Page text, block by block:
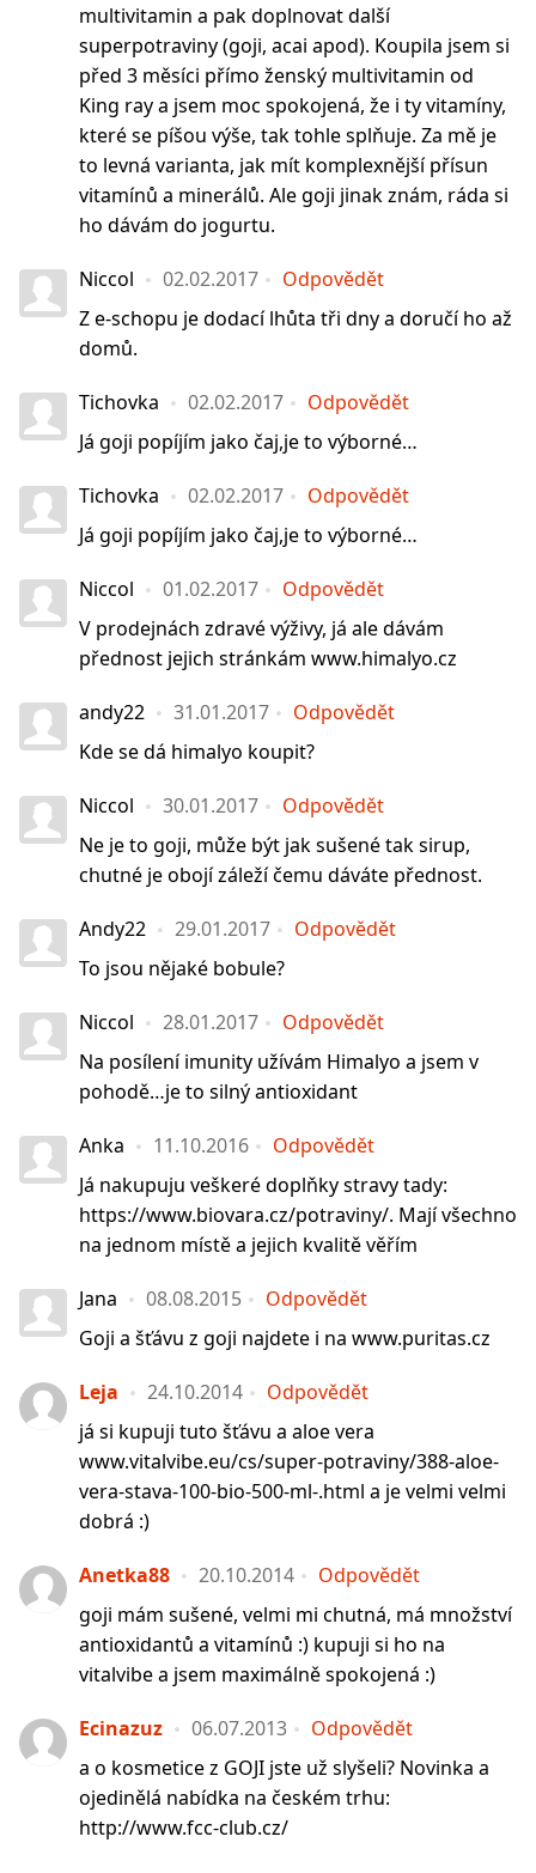
multivitamin a pak doplnovat další
superpotraviny (goji, acai apod). Koupila jsem si
před 3 měsíci přímo ženský multivitamin od
King ray a jsem moc spokojená, že i ty vitamíny,
které se píšou výše, tak tohle splňuje. Za mě je
to levná varianta, jak mít komplexnější přísun
vitamínů a minerálů. Ale goji jinak znám, ráda si
ho dávám do jogurtu.
Niccol 02.02.2017
Odpovědět
Z e-schopu je dodací lhůta tři dny a doručí ho až
domů.
Tichovka 02.02.2017
Odpovědět
Já goji popíjím jako čaj,je to výborné…
Tichovka 02.02.2017
Odpovědět
Já goji popíjím jako čaj,je to výborné…
Niccol 01.02.2017
Odpovědět
V prodejnách zdravé výživy, já ale dávám
přednost jejich stránkám www.himalyo.cz
andy22 31.01.2017
Odpovědět
Kde se dá himalyo koupit?
Niccol 30.01.2017
Odpovědět
Ne je to goji, může být jak sušené tak sirup,
chutné je obojí záleží čemu dáváte přednost.
Andy22 29.01.2017
Odpovědět
To jsou nějaké bobule?
Niccol 28.01.2017
Odpovědět
Na posílení imunity užívám Himalyo a jsem v
pohodě…je to silný antioxidant
Anka 11.10.2016
Odpovědět
Já nakupuju veškeré doplňky stravy tady:
https://www.biovara.cz/potraviny/. Mají všechno
na jednom místě a jejich kvalitě věřím
Jana 08.08.2015
Odpovědět
Goji a šťávu z goji najdete i na www.puritas.cz
Leja 24.10.2014
Odpovědět
já si kupuji tuto šťávu a aloe vera
www.vitalvibe.eu/cs/super-potraviny/388-aloe-
vera-stava-100-bio-500-ml-.html a je velmi velmi
dobrá :)
Anetka88 20.10.2014
Odpovědět
goji mám sušené, velmi mi chutná, má množství
antioxidantů a vitamínů :) kupuji si ho na
vitalvibe a jsem maximálně spokojená :)
Ecinazuz 06.07.2013
Odpovědět
a o kosmetice z GOJI jste už slyšeli? Novinka a
ojedinělá nabídka na českém trhu:
http://www.fcc-club.cz/